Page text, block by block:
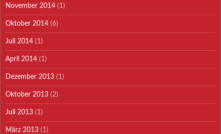
November 2014 (1)
Oktober 2014 (6)
Juli 2014 (1)
April 2014 (1)
Dezember 2013 (1)
Oktober 2013 (2)
Juli 2013 (1)
März 2013 (1)